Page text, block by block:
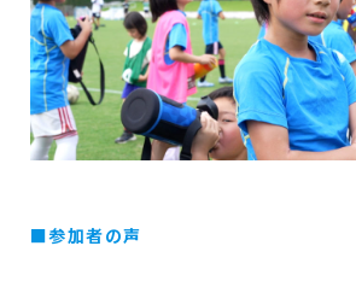
■参加者の声